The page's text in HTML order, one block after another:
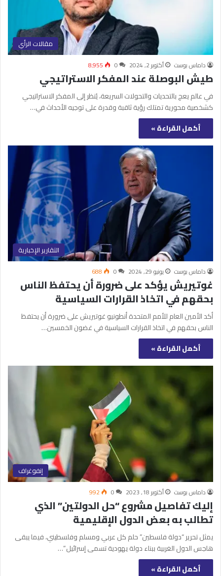
مقالات الرأي
داماس بوست أكتوبر 2, 2024 0 8٬955
طيش البوصلة عند المفكر الاستراتيجي
في عالم يعج بالتحديات والتحولات السريعة، يُنظر إلى المفكر الاستراتيجي
كشخصية محورية تمتلك رؤية ثاقبة وقدرة على توجيه الأحداث في…
أكمل القراءة »
التقارير الإخبارية
داماس بوست يونيو 29, 2024 0
688
غوتيريش يؤكد على ضرورة أن يحتفظ الناس
بحقهم في اتخاذ القرارات السياسية
أكد الأمين العام للأمم المتحدة أنطونيو غوتيريش على ضرورة أن يحتفظ
الناس بحقهم في اتخاذ القرارات السياسية في غضون الخمسين…
أكمل القراءة »
إنفوغراف
داماس بوست أكتوبر 18, 2023 0
992
إليك تفاصيل مشروع “حل الدولتين” الذي
تطالب به بعض الدول الإقليمية
يمثل تحرير “دولة فلسطين” حلم كل عربي ومسلم وفلسطيني، فيما يبقى
هاجس الدول الغربية ببناء دولة يهودية تسمى إسرائيل ”…
أكمل القراءة »